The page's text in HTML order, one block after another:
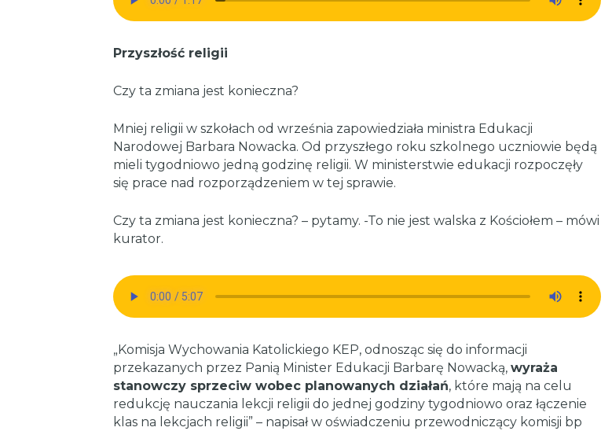
Przyszłość religii
Czy ta zmiana jest konieczna?
Mniej religii w szkołach od września zapowiedziała ministra Edukacji
Narodowej Barbara Nowacka. Od przyszłego roku szkolnego uczniowie będą
mieli tygodniowo jedną godzinę religii. W ministerstwie edukacji rozpoczęły
się prace nad rozporządzeniem w tej sprawie.
Czy ta zmiana jest konieczna? – pytamy. -To nie jest walska z Kościołem – mówi
kurator.
„Komisja Wychowania Katolickiego KEP, odnosząc się do informacji
przekazanych przez Panią Minister Edukacji Barbarę Nowacką, wyraża
stanowczy sprzeciw wobec planowanych działań, które mają na celu
redukcję nauczania lekcji religii do jednej godziny tygodniowo oraz łączenie
klas na lekcjach religii” – napisał w oświadczeniu przewodniczący komisji bp